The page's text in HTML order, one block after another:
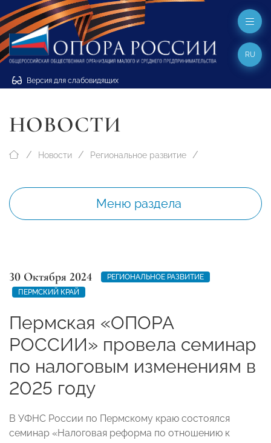
Версия для слабовидящих
RU
НОВОСТИ
Новости Региональное развитие
Меню раздела
30 Октября 2024
РЕГИОНАЛЬНОЕ РАЗВИТИЕ
ПЕРМСКИЙ КРАЙ
Пермская «ОПОРА
РОССИИ» провела семинар
по налоговым изменениям в
2025 году
В УФНС России по Пермскому краю состоялся
семинар «Налоговая реформа по отношению к